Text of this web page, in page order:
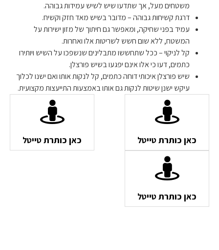
משטחים מעל, אך שתדעו שיש לשיש עמידות גבוהה.
דרגת קשיחות גבוהה – מדובר בשיש מאד חזק וקשיח.
עמיד בפני שחיקה, ומאפשר גם חיתוך של מזון ישירות על
המשטח, ללא שום חשש לשריטות אלו ואחרות.
קל לניקוי – ככל שתחששו מתבלינים שנשפכו על השיש ויותירו
כתמים, דעו כי אלו אינם יפגעו בשיש פורצלן.
שיש פורצלן איכותי דוחה כתמים, קל לנקות אותו ואם ישנו לכלוך
עיקש ישנן שיטות לנקות גם אותו באמצעות התייעצות מקצועית.
כאן כותרת טייטל כאן כותרת טייטל
כאן כותרת טייטל